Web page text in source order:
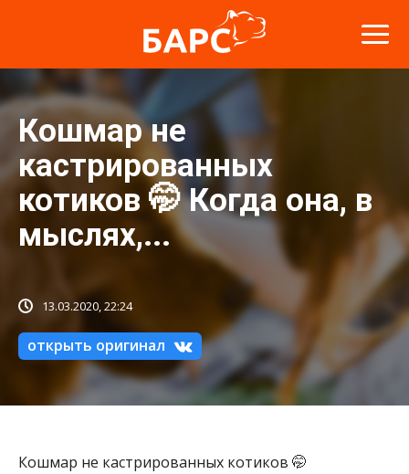
Кошмар не
кастрированных
котиков 🤭 Когда она, в
мыслях,...
13.03.2020, 22:24
открыть оригинал
Кошмар не кастрированных котиков 🤭